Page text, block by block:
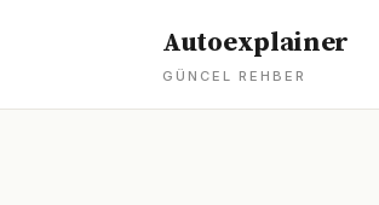
Autoexplainer
GÜNCEL REHBER